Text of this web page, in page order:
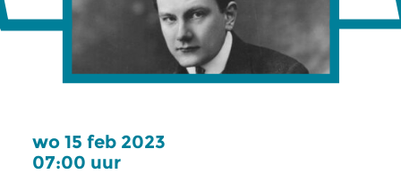
wo 15 feb 2023
07:00 uur